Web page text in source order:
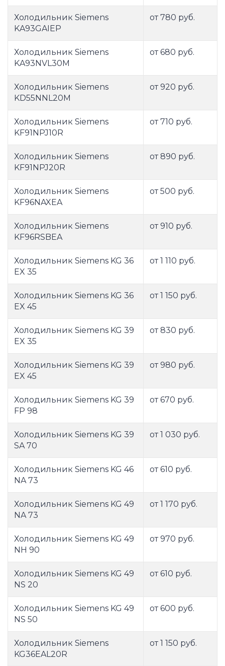
Холодильник Siemens
KA93GAIEP
от 780 руб.
Холодильник Siemens
KA93NVL30M
от 680 руб.
Холодильник Siemens
KD55NNL20M
от 920 руб.
Холодильник Siemens
KF91NPJ10R
от 710 руб.
Холодильник Siemens
KF91NPJ20R
от 890 руб.
Холодильник Siemens
KF96NAXEA
от 500 руб.
Холодильник Siemens
KF96RSBEA
от 910 руб.
Холодильник Siemens KG 36
EX 35
от 1 110 руб.
Холодильник Siemens KG 36
EX 45
от 1 150 руб.
Холодильник Siemens KG 39
EX 35
от 830 руб.
Холодильник Siemens KG 39
EX 45
от 980 руб.
Холодильник Siemens KG 39
FP 98
от 670 руб.
Холодильник Siemens KG 39
SA 70
от 1 030 руб.
Холодильник Siemens KG 46
NA 73
от 610 руб.
Холодильник Siemens KG 49
NA 73
от 1 170 руб.
Холодильник Siemens KG 49
NH 90
от 970 руб.
Холодильник Siemens KG 49
NS 20
от 610 руб.
Холодильник Siemens KG 49
NS 50
от 600 руб.
Холодильник Siemens
KG36EAL20R
от 1 150 руб.